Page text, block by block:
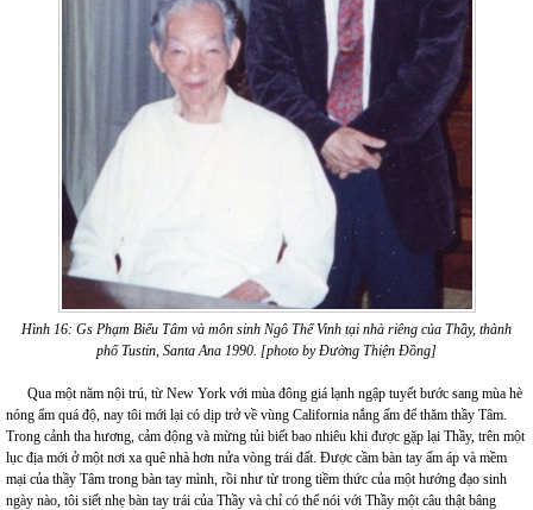
Hình 16: Gs Phạm Biểu Tâm và môn sinh Ngô Thế Vinh tại nhà riêng của Thầy, thành
phố Tustin, Santa Ana 1990. [photo by Đường Thiện Đồng]
Qua một năm nội trú, từ New York với mùa đông giá lạnh ngập tuyết bước sang mùa hè
nóng ẩm quá độ, nay tôi mới lại có dịp trở về vùng California nắng ấm để thăm thầy Tâm.
Trong cảnh tha hương, cảm động và mừng tủi biết bao nhiêu khi được gặp lại Thầy, trên một
lục địa mới ở một nơi xa quê nhà hơn nửa vòng trái đất. Được cầm bàn tay ấm áp và mềm
mại của thầy Tâm trong bàn tay mình, rồi như từ trong tiềm thức của một hướng đạo sinh
ngày nào, tôi siết nhẹ bàn tay trái của Thầy và chỉ có thể nói với Thầy một câu thật bâng